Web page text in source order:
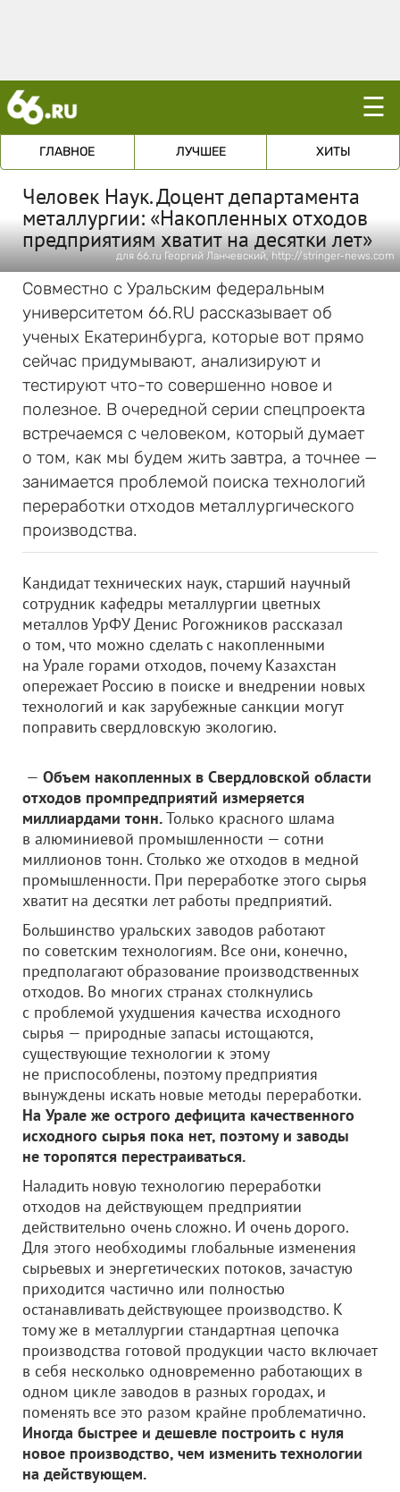
☰
ГЛАВНОЕ ЛУЧШЕЕ ХИТЫ
Человек Наук. Доцент департамента
металлургии: «Накопленных отходов
предприятиям хватит на десятки лет»
для 66.ru Георгий Ланчевский, http://stringer-news.com
Совместно с Уральским федеральным
университетом 66.RU рассказывает об
ученых Екатеринбурга, которые вот прямо
сейчас придумывают, анализируют и
тестируют что-то совершенно новое и
полезное. В очередной серии спецпроекта
встречаемся с человеком, который думает
о том, как мы будем жить завтра, а точнее —
занимается проблемой поиска технологий
переработки отходов металлургического
производства.
Кандидат технических наук, старший научный
сотрудник кафедры металлургии цветных
металлов УрФУ Денис Рогожников рассказал
о том, что можно сделать с накопленными
на Урале горами отходов, почему Казахстан
опережает Россию в поиске и внедрении новых
технологий и как зарубежные санкции могут
поправить свердловскую экологию.
— Объем накопленных в Свердловской области
отходов промпредприятий измеряется
миллиардами тонн.Только красного шлама
в алюминиевой промышленности — сотни
миллионов тонн. Столько же отходов в медной
промышленности. При переработке этого сырья
хватит на десятки лет работы предприятий.
Большинство уральских заводов работают
по советским технологиям. Все они, конечно,
предполагают образование производственных
отходов. Во многих странах столкнулись
с проблемой ухудшения качества исходного
сырья — природные запасы истощаются,
существующие технологии к этому
не приспособлены, поэтому предприятия
вынуждены искать новые методы переработки.
На Урале же острого дефицита качественного
исходного сырья пока нет, поэтому и заводы
не торопятся перестраиваться.
Наладить новую технологию переработки
отходов на действующем предприятии
действительно очень сложно. И очень дорого.
Для этого необходимы глобальные изменения
сырьевых и энергетических потоков, зачастую
приходится частично или полностью
останавливать действующее производство. К
тому же в металлургии стандартная цепочка
производства готовой продукции часто включает
в себя несколько одновременно работающих в
одном цикле заводов в разных городах, и
поменять все это разом крайне проблематично.
Иногда быстрее и дешевле построить с нуля
новое производство, чем изменить технологии
на действующем.